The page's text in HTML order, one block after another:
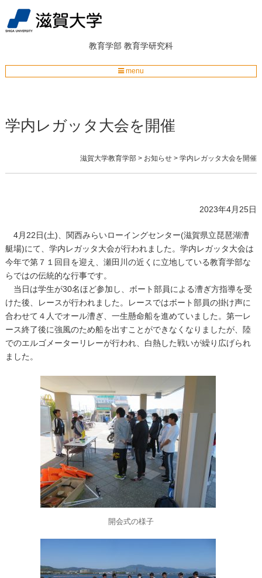
教育学部 教育学研究科
menu
学内レガッタ大会を開催
滋賀大学教育学部 > お知らせ >学内レガッタ大会を開催
2023年4月25日
4月 22日(土) 、関西みらいローイングセンター(滋賀県立琵琶湖漕
艇場)にて、学内レガッタ大会が行われました。学内レガッタ大会は
今年で第７１回目を迎え、瀬田川の近くに立地している教育学部な
らではの伝統的な行事です。
当日は学生が30名ほど参加し、ボート部員による漕ぎ方指導を受
けた後、レースが行われました。レースではボート部員の掛け声に
合わせて４人でオール漕ぎ、一生懸命船を進めていました。第一レ
ース終了後に強風のため船を出すことができなくなりましたが、陸
でのエルゴメーターリレーが行われ、白熱した戦いが繰り広げられ
ました。
開会式の様子